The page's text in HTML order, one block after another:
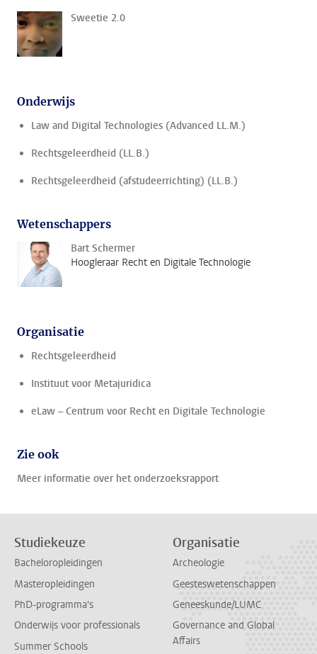
Sweetie 2.0
Onderwijs
Law and Digital Technologies (Advanced LL.M.)
Rechtsgeleerdheid (LL.B.)
Rechtsgeleerdheid (afstudeerrichting) (LL.B.)
Wetenschappers
Bart Schermer
Hoogleraar Recht en Digitale Technologie
Organisatie
Rechtsgeleerdheid
Instituut voor Metajuridica
eLaw – Centrum voor Recht en Digitale Technologie
Zie ook
Meer informatie over het onderzoeksrapport
Studiekeuze
Bacheloropleidingen
Masteropleidingen
PhD-programma's
Onderwijs voor professionals
Summer Schools
Organisatie
Archeologie
Geesteswetenschappen
Geneeskunde/LUMC
Governance and Global
Affairs